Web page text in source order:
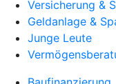
Versicherung &
Geldanlage &
Junge Leute